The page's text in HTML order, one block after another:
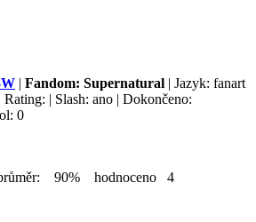
| Fandom: Supernatural | Jazyk: fanart
| Slash: ano | Dokončeno:
0
90% hodnoceno 4